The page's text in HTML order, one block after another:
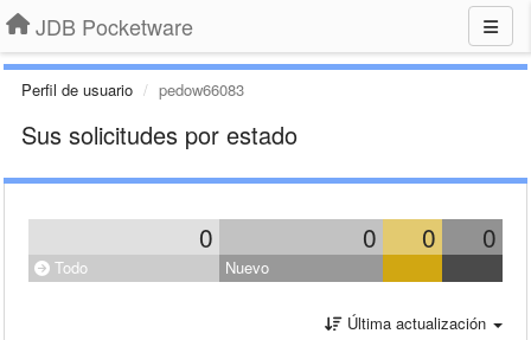
JDB Pocketware
Perfil de usuario pedow66083
Sus solicitudes por estado
0 0 0 0
Todo Nuevo
Última actualización